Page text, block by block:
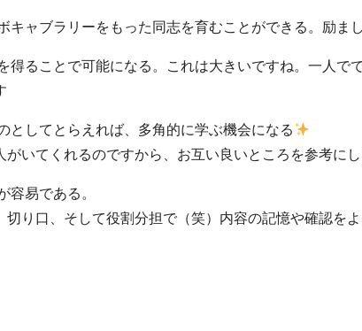
ャブラリーをもった同志を育むことができる。励ま
ることで可能になる。これは大きいですね。一人で
してとらえれば、多角的に学ぶ機会になる
いてくれるのですから、お互い良いところを参考に
易である。
り口、そして役割分担で（笑）内容の記憶や確認を